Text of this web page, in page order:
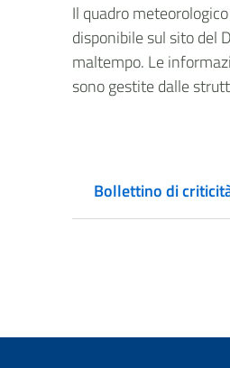
Il quadro
disponibile sul sito del
maltempo. Le
sono gestite dalle
Bollettino di